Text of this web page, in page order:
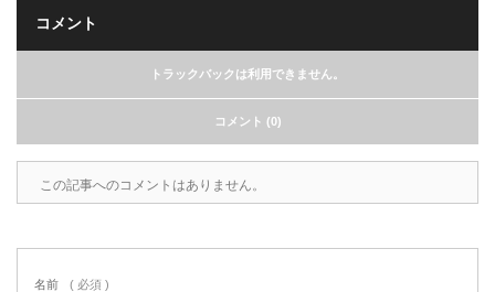
コメント
トラックバックは利用できません。
コメント (0)
この記事へのコメントはありません。
名前 ( 必須 )